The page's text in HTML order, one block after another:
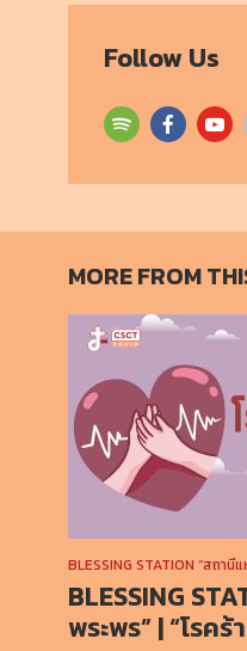
Follow Us
MORE FROM
BLESSING STATION “สถานี
BLESSING
พระพร” | “โรคร้